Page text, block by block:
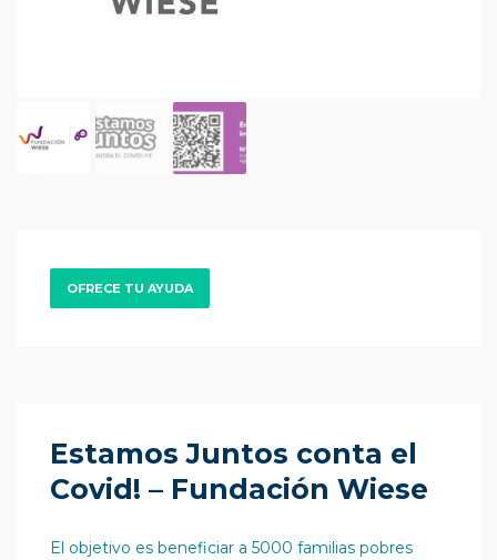
OFRECE TU AYUDA
Estamos Juntos conta el
Covid! – Fundación Wiese
El objetivo es beneficiar a 5000 familias pobres